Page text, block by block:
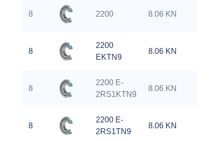
8 2200 8.06 KN
8
2200
EKTN9
8.06 KN
8
2200 E-
2RS1KTN9
8.06 KN
8
2200 E-
2RS1TN9
8.06 KN